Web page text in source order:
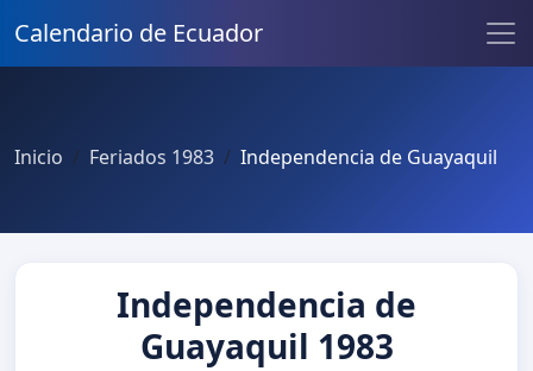
Calendario de Ecuador
Inicio Feriados 1983 Independencia de Guayaquil
Independencia de
Guayaquil 1983